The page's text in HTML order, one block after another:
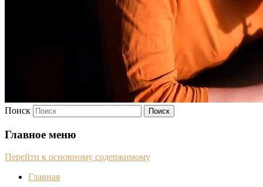
Поиск
Главное меню
Перейти к основному содержимому
Главная